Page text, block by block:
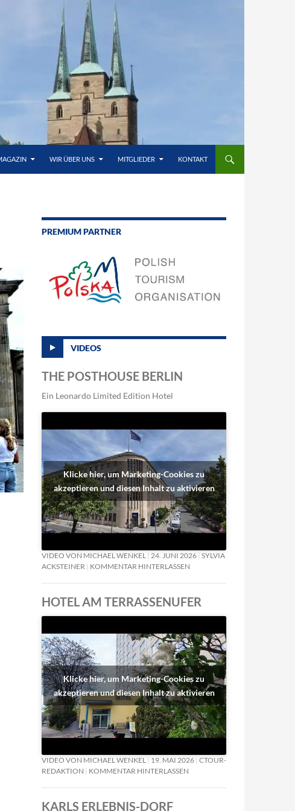
WIR ÜBER UNS MITGLIEDER KONTAKT
PREMIUM PARTNER
VIDEOS
THE POSTHOUSE BERLIN
Ein Leonardo Limited Edition Hotel
Klicke hier, um Marketing-Cookies zu
akzeptieren und diesen Inhalt zu aktivieren
VIDEO VON MICHAEL WENKEL 24. JUNI 2026 SYLVIA
ACKSTEINER
KOMMENTAR HINTERLASSEN
HOTEL AM TERRASSENUFER
Klicke hier, um Marketing-Cookies zu
akzeptieren und diesen Inhalt zu aktivieren
VIDEO VON MICHAEL WENKEL 19. MAI 2026 CTOUR-
REDAKTION
KOMMENTAR HINTERLASSEN
KARLS ERLEBNIS-DORF